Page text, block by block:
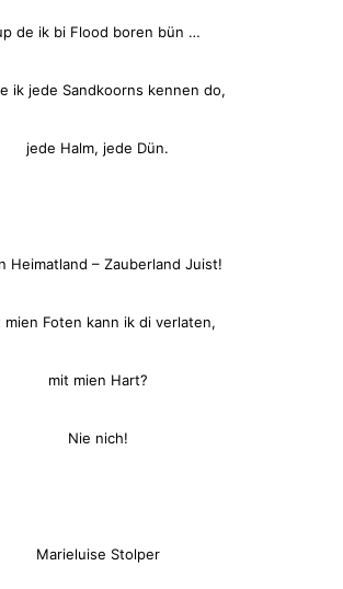
de ik bi Flood boren bün …
ik jede Sandkoorns kennen do,
jede Halm, jede Dün.
Heimatland – Zauberland Juist!
mien Foten kann ik di verlaten,
mit mien Hart?
Nie nich!
Marieluise Stolper